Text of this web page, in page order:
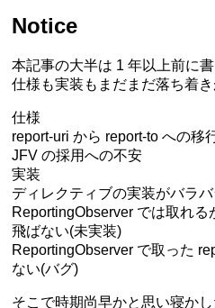
Notice
本記事の大半は 1 年以上前に
仕様も実装もまだまだ落ち着き
仕様
report-uri から report-to への移
JFV の採用への不安
実装
ディレクティブの実装がバラバ
ReportingObserver では取れ
飛ばない(未実装)
ReportingObserver で取った
ない(バグ)
そこで時期尚早かと思い寝か